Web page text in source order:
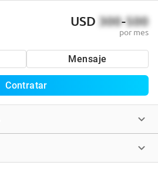
USD 300-500
por mes
Mensaje
Contratar